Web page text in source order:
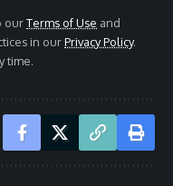
ourTerms of Use and
in ourPrivacy Policy.
time.